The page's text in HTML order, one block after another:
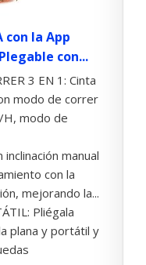
con la App
con...
3 EN 1: Cinta
modo de correr
H, modo de
manual
con la
mejorando la...
Pliégala
plana y portátil y